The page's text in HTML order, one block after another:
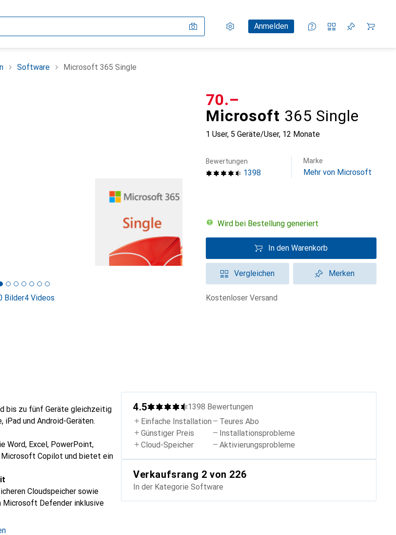
Einstellungen
KundenkontoAnmelden
Vergleichslisten
Merklisten
Warenkorb
Software Microsoft 365 Single
Bilder4 Videos
Microsoft 365 Single
1 User, 5 Geräte/User, 12 Monate
CHF
70.–
1398
Bewertungen Marke
Mehr von Microsoft
Wird bei Bestellung generiert
In den Warenkorb
Vergleichen Merken
kostenloser Versand
bis zu fünf Geräte gleichzeitig
iPad und Android-Geräten.
Word, Excel, PowerPoint,
Copilot und bietet ein
Cloudspeicher sowie
Defender inklusive
4.5 1398 Bewertungen
Einfache Installation
Günstiger Preis
Cloud-Speicher
Teures Abo
Installationsprobleme
Aktivierungsprobleme
Verkaufsrang 2 von 226
In der Kategorie Software